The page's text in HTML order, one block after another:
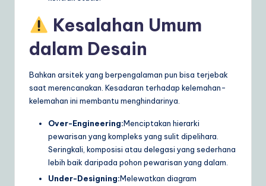
Kesalahan Umum
dalam Desain
Bahkan arsitek yang berpengalaman pun bisa terjebak
saat merencanakan. Kesadaran terhadap kelemahan-
kelemahan ini membantu menghindarinya.
Over-Engineering:Menciptakan hierarki
pewarisan yang kompleks yang sulit dipelihara.
Seringkali, komposisi atau delegasi yang sederhana
lebih baik daripada pohon pewarisan yang dalam.
Under-Designing:Melewatkan diagram